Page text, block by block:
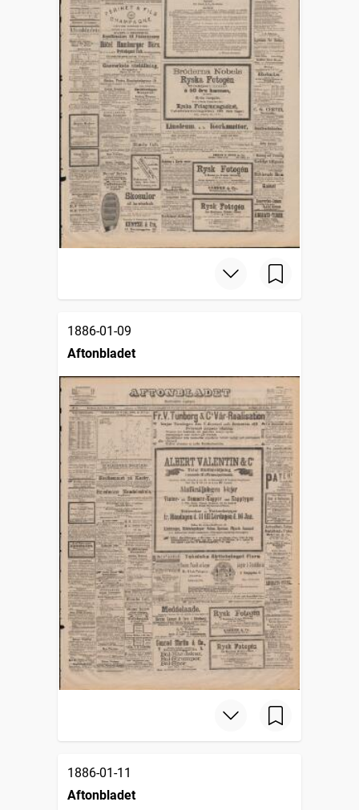
1886-01-09
Aftonbladet
1886-01-11
Aftonbladet